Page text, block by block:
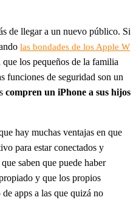
de llegar a un nuevo público. Si
las bondades de los Apple W
los pequeños de la familia
funciones de seguridad son un
compren un iPhone a sus hijos
hay muchas ventajas en que
para estar conectados y
saben que puede haber
y que los propios
apps a las que quizá no